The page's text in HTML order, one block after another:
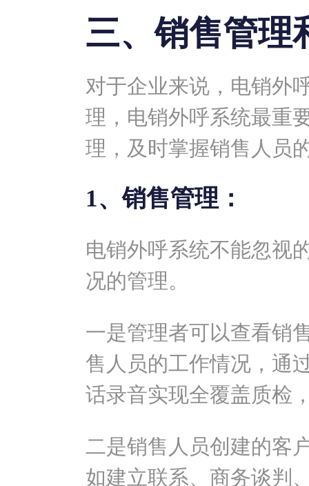
三、销售管理
对于企业来说，电销外
理，电销外呼系统最重
理，及时掌握销售人员
1、销售管理：
电销外呼系统不能忽视
况的管理。
一是管理者可以查看销
售人员的工作情况，通
话录音实现全覆盖质检
二是销售人员创建的客
如建立联系、商务谈判